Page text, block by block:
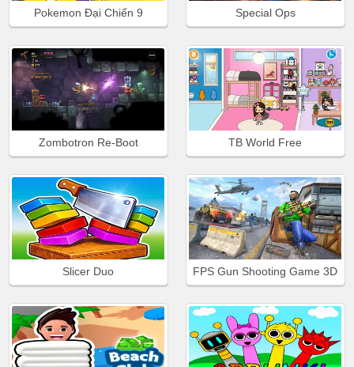
Pokemon Đại Chiến 9 Special Ops
Zombotron Re-Boot TB World Free
Slicer Duo FPS Gun Shooting Game 3D